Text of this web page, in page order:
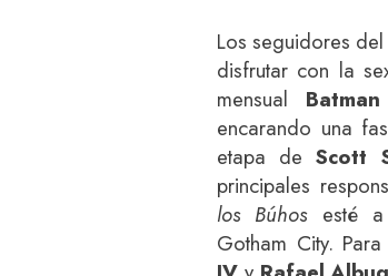
Los seguidores
disfrutar con la
mensual Batman
encarando una
etapa de Scott
principales
los Búhosesté a
Gotham City.